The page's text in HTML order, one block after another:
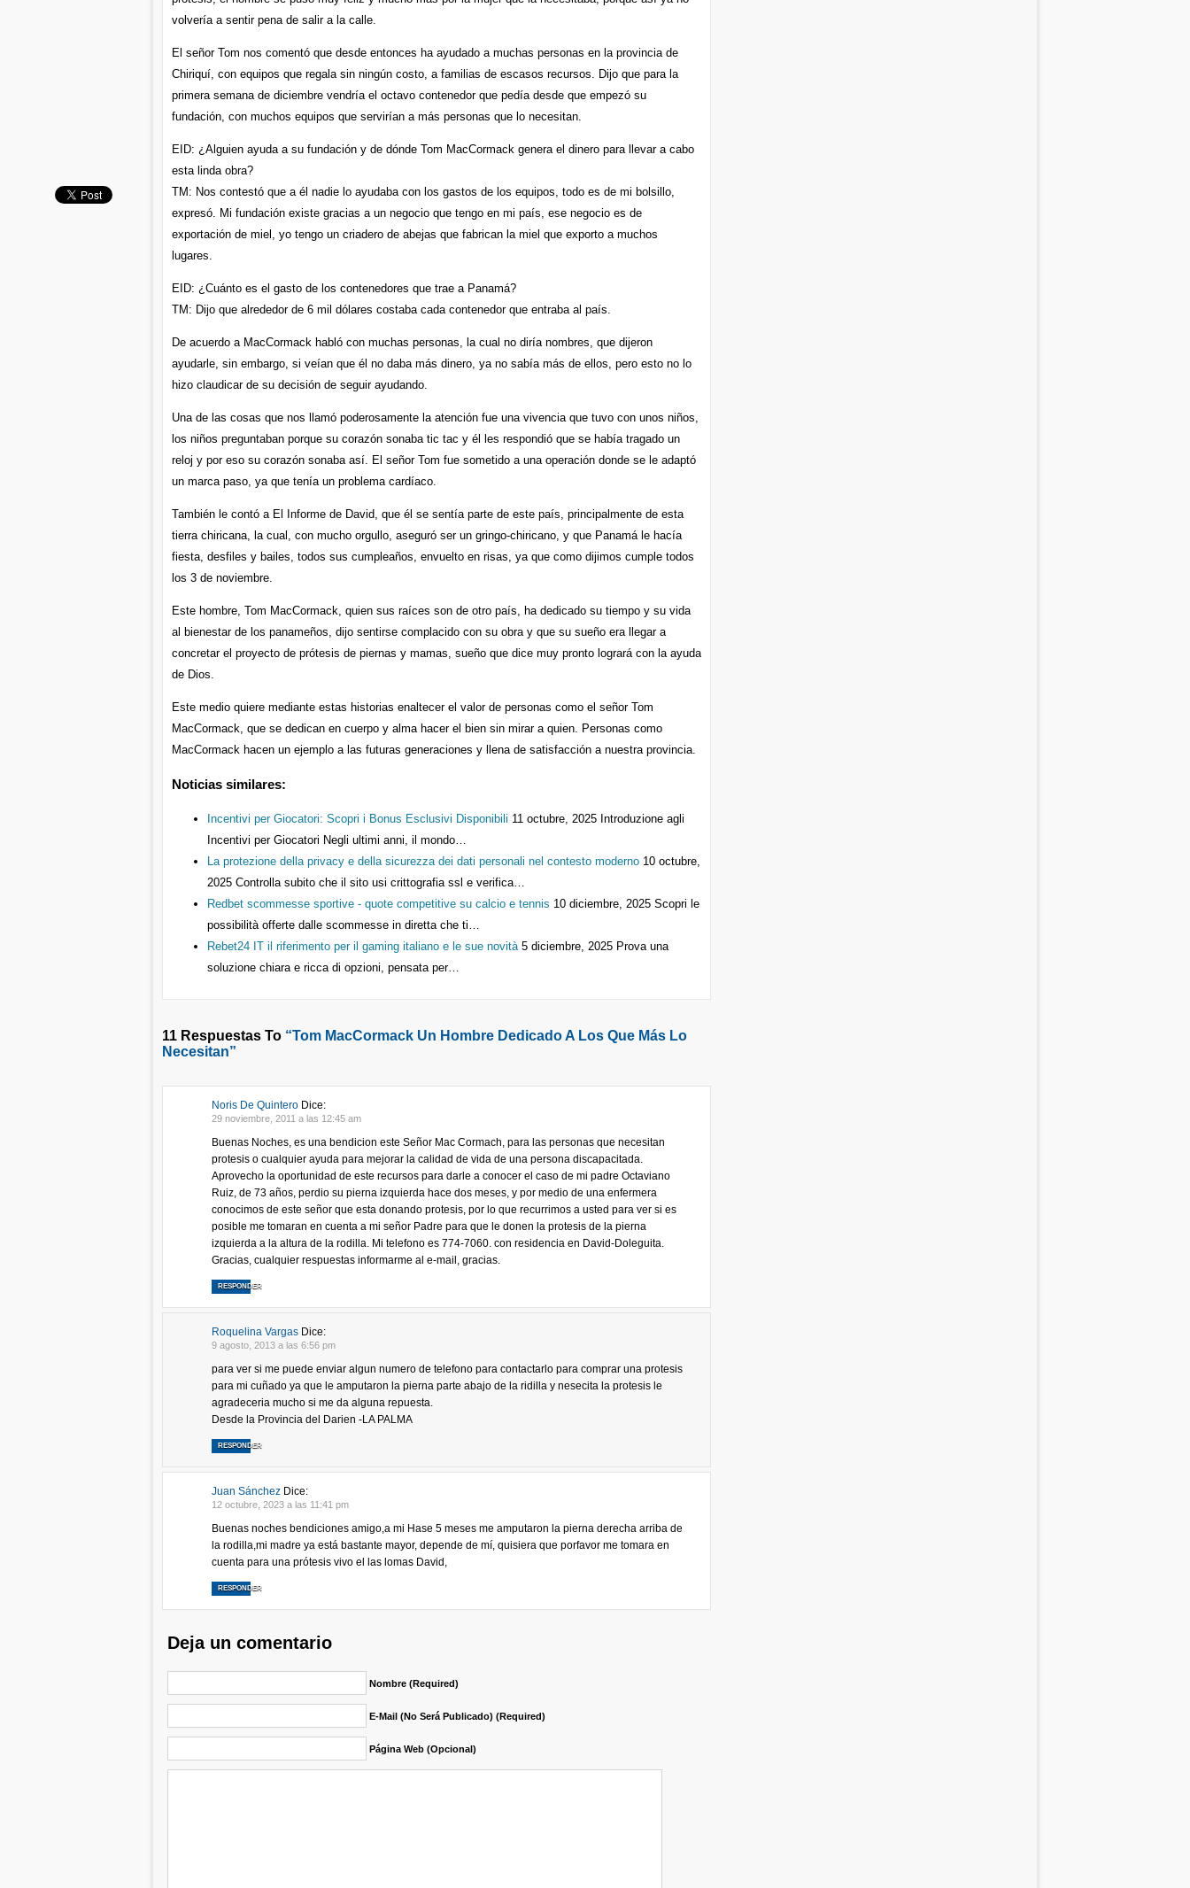
volvería a sentir pena de salir a la calle.
El señor Tom nos comentó que desde entonces ha ayudado a muchas personas en la provincia de
Chiriquí, con equipos que regala sin ningún costo, a familias de escasos recursos. Dijo que para la
primera semana de diciembre vendría el octavo contenedor que pedía desde que empezó su
fundación, con muchos equipos que servirían a más personas que lo necesitan.
EID: ¿Alguien ayuda a su fundación y de dónde Tom MacCormack genera el dinero para llevar a cabo
esta linda obra?
TM: Nos contestó que a él nadie lo ayudaba con los gastos de los equipos, todo es de mi bolsillo,
expresó. Mi fundación existe gracias a un negocio que tengo en mi país, ese negocio es de
exportación de miel, yo tengo un criadero de abejas que fabrican la miel que exporto a muchos
lugares.
EID: ¿Cuánto es el gasto de los contenedores que trae a Panamá?
TM: Dijo que alrededor de 6 mil dólares costaba cada contenedor que entraba al país.
De acuerdo a MacCormack habló con muchas personas, la cual no diría nombres, que dijeron
ayudarle, sin embargo, si veían que él no daba más dinero, ya no sabía más de ellos, pero esto no lo
hizo claudicar de su decisión de seguir ayudando.
Una de las cosas que nos llamó poderosamente la atención fue una vivencia que tuvo con unos niños,
los niños preguntaban porque su corazón sonaba tic tac y él les respondió que se había tragado un
reloj y por eso su corazón sonaba así. El señor Tom fue sometido a una operación donde se le adaptó
un marca paso, ya que tenía un problema cardíaco.
También le contó a El Informe de David, que él se sentía parte de este país, principalmente de esta
tierra chiricana, la cual, con mucho orgullo, aseguró ser un gringo-chiricano, y que Panamá le hacía
fiesta, desfiles y bailes, todos sus cumpleaños, envuelto en risas, ya que como dijimos cumple todos
los 3 de noviembre.
Este hombre, Tom MacCormack, quien sus raíces son de otro país, ha dedicado su tiempo y su vida
al bienestar de los panameños, dijo sentirse complacido con su obra y que su sueño era llegar a
concretar el proyecto de prótesis de piernas y mamas, sueño que dice muy pronto logrará con la ayuda
de Dios.
Este medio quiere mediante estas historias enaltecer el valor de personas como el señor Tom
MacCormack, que se dedican en cuerpo y alma hacer el bien sin mirar a quien. Personas como
MacCormack hacen un ejemplo a las futuras generaciones y llena de satisfacción a nuestra provincia.
Noticias similares:
Incentivi per Giocatori: Scopri i Bonus Esclusivi Disponibili 11 octubre, 2025 Introduzione agli
Incentivi per Giocatori Negli ultimi anni, il mondo…
La protezione della privacy e della sicurezza dei dati personali nel contesto moderno 10 octubre,
2025 Controlla subito che il sito usi crittografia ssl e verifica…
Redbet scommesse sportive - quote competitive su calcio e tennis 10 diciembre, 2025 Scopri le
possibilità offerte dalle scommesse in diretta che ti…
Rebet24 IT il riferimento per il gaming italiano e le sue novità5 diciembre, 2025 Prova una
soluzione chiara e ricca di opzioni, pensata per…
11 Respuestas To “Tom MacCormack Un Hombre Dedicado A Los Que Más Lo
Necesitan”
Noris De Quintero Dice:
29 noviembre, 2011 a las 12:45 am
Buenas Noches, es una bendicion este Señor Mac Cormach, para las personas que necesitan
protesis o cualquier ayuda para mejorar la calidad de vida de una persona discapacitada.
Aprovecho la oportunidad de este recursos para darle a conocer el caso de mi padre Octaviano
Ruiz, de 73 años, perdio su pierna izquierda hace dos meses, y por medio de una enfermera
conocimos de este señor que esta donando protesis, por lo que recurrimos a usted para ver si es
posible me tomaran en cuenta a mi señor Padre para que le donen la protesis de la pierna
izquierda a la altura de la rodilla. Mi telefono es 774-7060. con residencia en David-Doleguita.
Gracias, cualquier respuestas informarme al e-mail, gracias.
RESPONDER
Roquelina Vargas Dice:
9 agosto, 2013 a las 6:56 pm
para ver si me puede enviar algun numero de telefono para contactarlo para comprar una protesis
para mi cuñado ya que le amputaron la pierna parte abajo de la ridilla y nesecita la protesis le
agradeceria mucho si me da alguna repuesta.
Desde la Provincia del Darien -LA PALMA
RESPONDER
Juan Sánchez Dice:
12 octubre, 2023 a las 11:41 pm
Buenas noches bendiciones amigo,a mi Hase 5 meses me amputaron la pierna derecha arriba de
la rodilla,mi madre ya está bastante mayor, depende de mí, quisiera que porfavor me tomara en
cuenta para una prótesis vivo el las lomas David,
RESPONDER
Deja un comentario
Nombre (required)
E-Mail (no Será Publicado) (required)
Página Web (opcional)